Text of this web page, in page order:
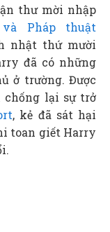
thư mời nhập
Pháp thuật
nhật thứ mười
đã có những
ở trường. Được
chống lại sự trở
, kẻ đã sát hại
toan giết Harry